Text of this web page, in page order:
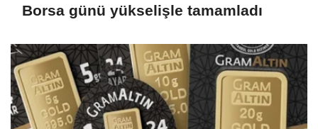
Borsa günü yükselişle tamamladı